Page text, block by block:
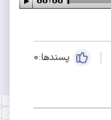
پسندها:0